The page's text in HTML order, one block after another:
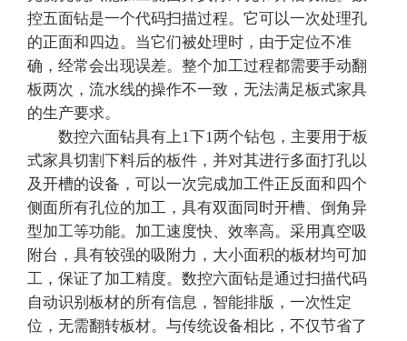
控五面钻是一个代码扫描过程。它可以一次处理孔
的正面和四边。当它们被处理时，由于定位不准
确，经常会出现误差。整个加工过程都需要手动翻
板两次，流水线的操作不一致，无法满足板式家具
的生产要求。
数控六面钻具有上1下1两个钻包，主要用于板
式家具切割下料后的板件，并对其进行多面打孔以
及开槽的设备，可以一次完成加工件正反面和四个
侧面所有孔位的加工，具有双面同时开槽、倒角异
型加工等功能。加工速度快、效率高。采用真空吸
附台，具有较强的吸附力，大小面积的板材均可加
工，保证了加工精度。数控六面钻是通过扫描代码
自动识别板材的所有信息，智能排版，一次性定
位，无需翻转板材。与传统设备相比，不仅节省了